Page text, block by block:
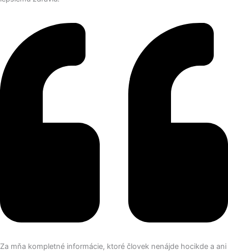
Za mňa kompletné informácie, ktoré človek nenájde hocikde a ani